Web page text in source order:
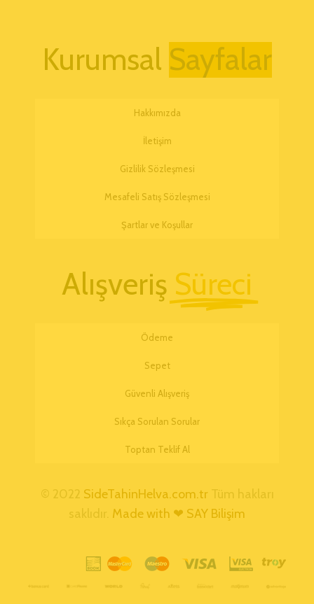
Kurumsal
Hakkımızda
İletişim
Gizlilik Sözleşmesi
Mesafeli Satış Sözleşmesi
Şartlar ve Koşullar
Alışveriş Süreci
Ödeme
Sepet
Güvenli Alışveriş
Sıkça Sorulan Sorular
Toptan Teklif Al
© 2022 SideTahinHelva.com.tr Tüm hakları
saklıdır. Made with ❤ SAY Bilişim